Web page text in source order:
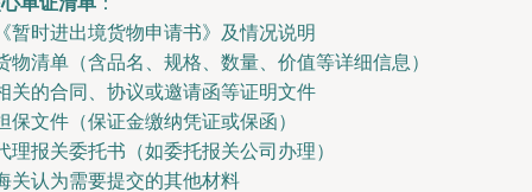
暂时进出境货物申请书》及情况说明
物清单（含品名、规格、数量、价值等详细信息）
关的合同、协议或邀请函等证明文件
保文件（保证金缴纳凭证或保函）
理报关委托书（如委托报关公司办理）
关认为需要提交的其他材料